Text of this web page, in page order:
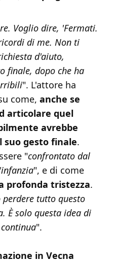
Voglio dire, 'Fermati.
di me. Non ti
d'aiuto,
finale, dopo che ha
". L'attore ha
come, anche se
articolare quel
avrebbe
suo gesto finale.
"confrontato dal
", e di come
profonda tristezza.
tutto questo
È solo questa idea di
".
in Vecna